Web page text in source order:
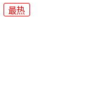
最热